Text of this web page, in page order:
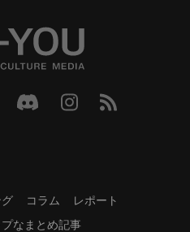
コラム
レポート
なまとめ記事